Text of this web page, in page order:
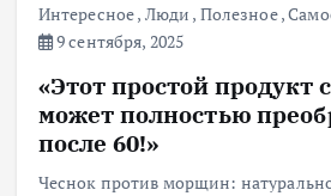
Интересное, Люди , Полезное,
9 сентября, 2025
«Этот простой продукт
может полностью
после 60!»
Чеснок против морщин: